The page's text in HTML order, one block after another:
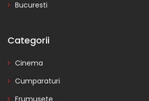
Bucuresti
Categorii
Cinema
Cumparaturi
Frumusete